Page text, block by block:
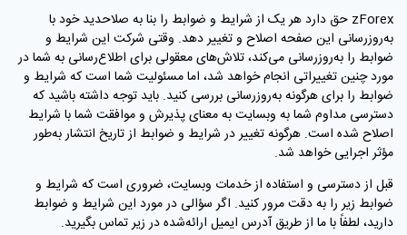
zForex حق دارد هر یک از شرایط و ضوابط را بنا به صلاحدید خود با
به‌روزرسانی این صفحه اصلاح و تغییر دهد. وقتی شرکت این شرایط و
ضوابط را به‌روزرسانی می‌کند، تلاش‌های معقولی برای اطلاع‌رسانی به شما در
مورد چنین تغییراتی انجام خواهد شد، اما مسئولیت شما است که شرایط و
ضوابط را برای هرگونه به‌روزرسانی بررسی کنید. باید توجه داشته باشید که
دسترسی مداوم شما به وبسایت به معنای پذیرش و موافقت شما با شرایط
اصلاح شده است. هرگونه تغییر در شرایط و ضوابط از تاریخ انتشار به‌طور
مؤثر اجرایی خواهد شد.
قبل از دسترسی و استفاده از خدمات وبسایت، ضروری است که شرایط و
ضوابط زیر را به دقت مرور کنید. اگر سؤالی در مورد این شرایط و ضوابط
دارید، لطفاً با ما از طریق آدرس ایمیل ارائه‌شده در زیر تماس بگیرید.